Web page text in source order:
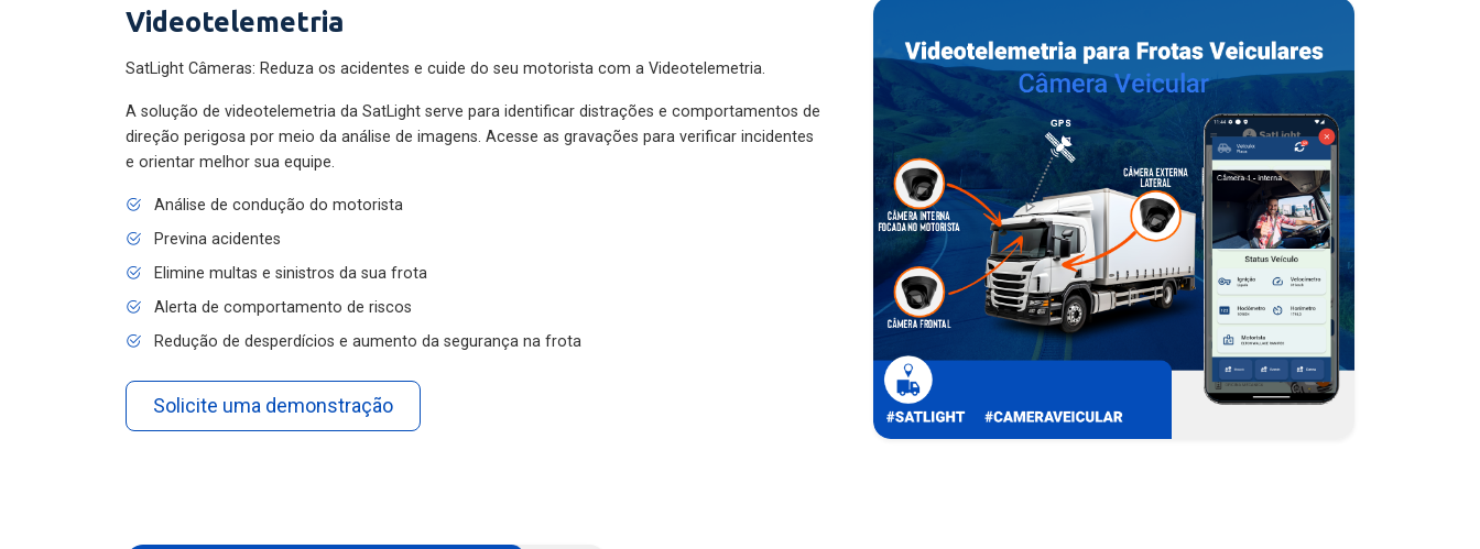
Videotelemetria
SatLight Câmeras: Reduza os acidentes e cuide do seu motorista com a Videotelemetria.
A solução de videotelemetria da SatLight serve para identificar distrações e comportamentos de
direção perigosa por meio da análise de imagens. Acesse as gravações para verificar incidentes
e orientar melhor sua equipe.
Análise de condução do motorista
Previna acidentes
Elimine multas e sinistros da sua frota
Alerta de comportamento de riscos
Redução de desperdícios e aumento da segurança na frota
Solicite uma demonstração